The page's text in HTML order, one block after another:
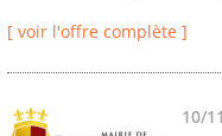
[ voir l'offre complète ]
10/